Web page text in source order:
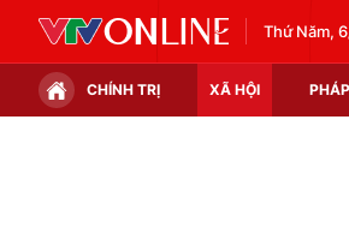
Thứ Năm,
CHÍNH TRỊ XÃ HỘI